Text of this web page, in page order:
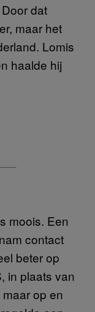
dat
maar het
Lomis
haalde hij
moois. Een
contact
beter op
in plaats van
op en